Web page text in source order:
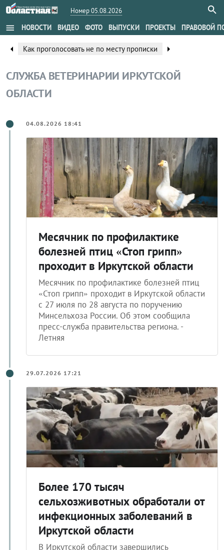
Номер 05.08.2026
menu НОВОСТИ ВИДЕО ФОТО ВЫПУСКИ ПРОЕКТЫ ПРАВОВОЙ
arrow_right arrow_left Две общественные территории
Месячник по профилактике
болезней птиц «Стоп грипп»
проходит в Иркутской области
Месячник по профилактике болезней птиц
«Стоп грипп» проходит в Иркутской области
с 27 июля по 28 августа по поручению
Минсельхоза России. Об этом сообщила
пресс-служба правительства региона. -
Более 170 тысяч
сельхозживотных обработали от
инфекционных заболеваний в
Иркутской области